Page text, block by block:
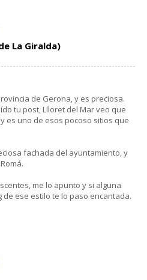
La Giralda)
de Gerona, y es preciosa.
tu post, Llloret del Mar veo que
es uno de esos pocoso sitios que
fachada del ayuntamiento, y
me lo apunto y si alguna
ese estilo te lo paso encantada.